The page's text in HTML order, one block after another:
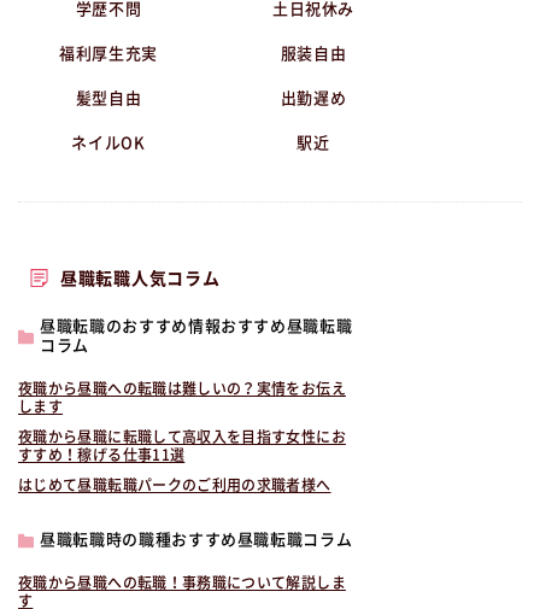
学歴不問 土日祝休み
福利厚生充実 服装自由
髪型自由 出勤遅め
ネイルOK 駅近
昼職転職人気コラム
昼職転職のおすすめ情報おすすめ昼職転職
コラム
夜職から昼職への転職は難しいの？実情をお伝え
します
夜職から昼職に転職して高収入を目指す女性にお
すすめ！稼げる仕事11選
はじめて昼職転職パークのご利用の求職者様へ
昼職転職時の職種おすすめ昼職転職コラム
夜職から昼職への転職！事務職について解説しま
す